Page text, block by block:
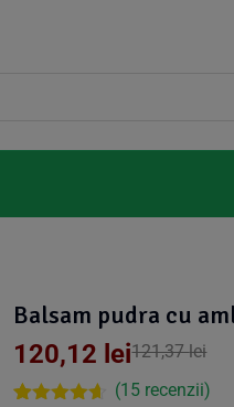
Balsam pudra cu
121,37lei
120,12 lei
(15recenzii)